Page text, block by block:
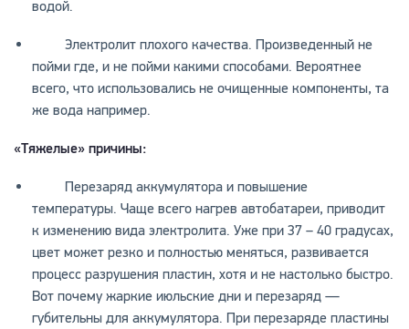
водой.
Электролит плохого качества. Произведенный не
пойми где, и не пойми какими способами. Вероятнее
всего, что использовались не очищенные компоненты, та
же вода например.
«Тяжелые» причины:
Перезаряд аккумулятора и повышение
температуры. Чаще всего нагрев автобатареи, приводит
к изменению вида электролита. Уже при 37 – 40 градусах,
цвет может резко и полностью меняться, развивается
процесс разрушения пластин, хотя и не настолько быстро.
Вот почему жаркие июльские дни и перезаряд —
губительны для аккумулятора. При перезаряде пластины